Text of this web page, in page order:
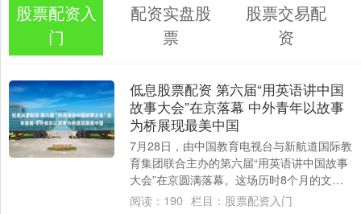
股票配资入
门
配资实盘股
票
股票交易配
资
低息股票配资 第六届“用英语讲中国
故事大会”在京落幕 中外青年以故事
为桥展现最美中国
7月28日，由中国教育电视台与新航道国际教
育集团联合主办的第六届“用英语讲中国故事
大会”在京圆满落幕。这场历时8个月的文化
盛会低息股票配资，最终迎来30名来自全....
阅读： 190 栏目： 股票配资入门